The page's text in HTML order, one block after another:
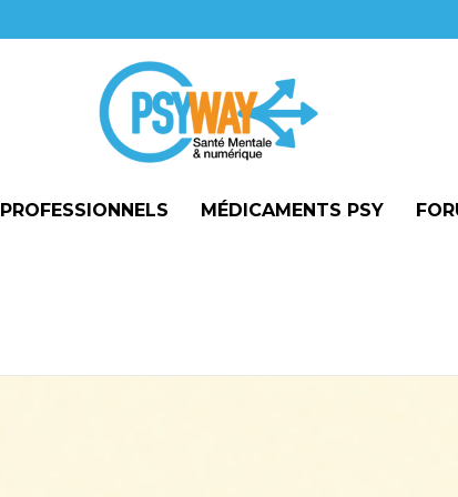
PROFESSIONNELS MÉDICAMENTS PSY